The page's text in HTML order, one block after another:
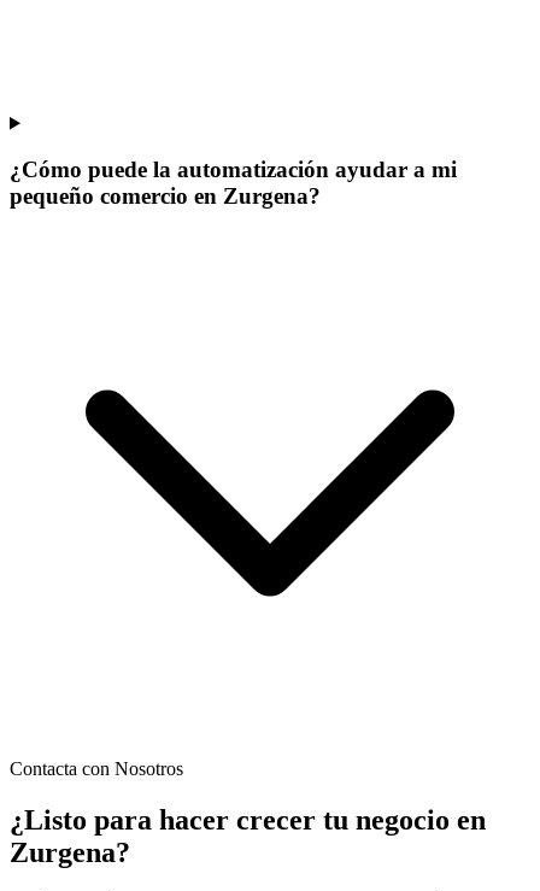
¿Cómo puede la automatización ayudar a mi
pequeño comercio en Zurgena?
Contacta con Nosotros
¿Listo para hacer crecer tu negocio en
Zurgena?